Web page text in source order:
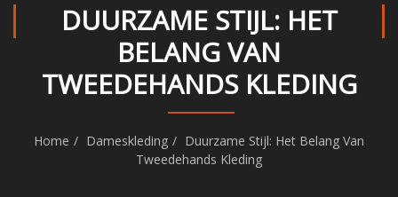
DUURZAME STIJL: HET
BELANG VAN
TWEEDEHANDS KLEDING
Home Dameskleding
Duurzame Stijl: Het Belang Van
Tweedehands Kleding